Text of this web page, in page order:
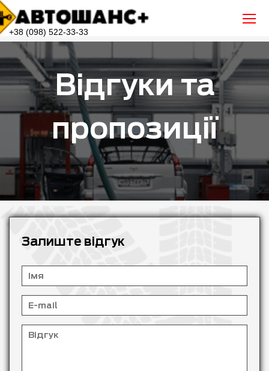
+38 (098) 522-33-33
Відгуки та
пропозиції
Залиште відгук